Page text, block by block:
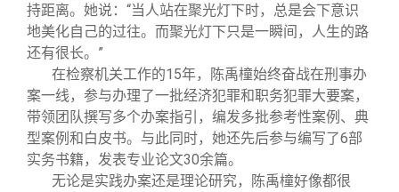
持距离。她说：“当人站在聚光灯下时，总是会下意识
地美化自己的过往。而聚光灯下只是一瞬间，人生的路
还有很长。”
在检察机关工作的15年，陈禹橦始终奋战在刑事办
案一线，参与办理了一批经济犯罪和职务犯罪大要案，
带领团队撰写多个办案指引，编发多批参考性案例、典
型案例和白皮书。与此同时，她还先后参与编写了6部
实务书籍，发表专业论文30余篇。
无论是实践办案还是理论研究，陈禹橦好像都很